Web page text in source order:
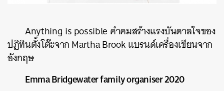
Anything is possible คำคมสร้างแรงบันดาลใจของ
ปฏิทินตั้งโต๊ะจากMartha Brookแบรนด์เครื่องเขียนจาก
อังกฤษ
Emma Bridgewater family organiser 2020